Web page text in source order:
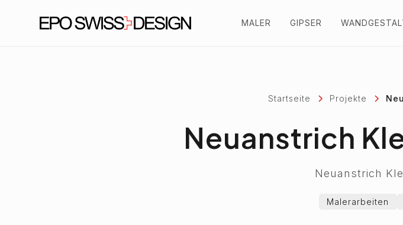
MALER GIPSER
Startseite Projekte
Neuanstrich
Neuanstrich
Malerarbeiten